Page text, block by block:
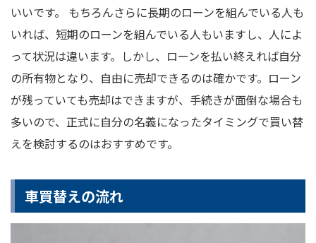
いいです。 もちろんさらに長期のローンを組んでいる人も
いれば、短期のローンを組んでいる人もいますし、人によ
って状況は違います。しかし、ローンを払い終えれば自分
の所有物となり、自由に売却できるのは確かです。ローン
が残っていても売却はできますが、手続きが面倒な場合も
多いので、正式に自分の名義になったタイミングで買い替
えを検討するのはおすすめです。
車買替えの流れ